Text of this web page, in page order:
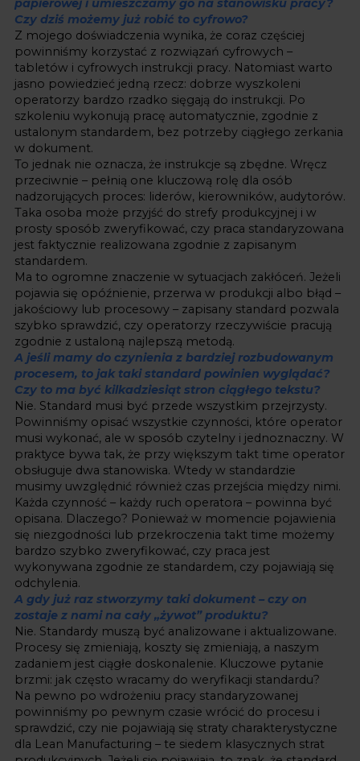
papierowej i umieszczamy go na stanowisku pracy?
Czy dziś możemy już robić to cyfrowo?
Z mojego doświadczenia wynika, że coraz częściej
powinniśmy korzystać z rozwiązań cyfrowych –
tabletów i cyfrowych instrukcji pracy. Natomiast warto
jasno powiedzieć jedną rzecz: dobrze wyszkoleni
operatorzy bardzo rzadko sięgają do instrukcji. Po
szkoleniu wykonują pracę automatycznie, zgodnie z
ustalonym standardem, bez potrzeby ciągłego zerkania
w dokument.
To jednak nie oznacza, że instrukcje są zbędne. Wręcz
przeciwnie – pełnią one kluczową rolę dla osób
nadzorujących proces: liderów, kierowników, audytorów.
Taka osoba może przyjść do strefy produkcyjnej i w
prosty sposób zweryfikować, czy praca standaryzowana
jest faktycznie realizowana zgodnie z zapisanym
standardem.
Ma to ogromne znaczenie w sytuacjach zakłóceń. Jeżeli
pojawia się opóźnienie, przerwa w produkcji albo błąd –
jakościowy lub procesowy – zapisany standard pozwala
szybko sprawdzić, czy operatorzy rzeczywiście pracują
zgodnie z ustaloną najlepszą metodą.
A jeśli mamy do czynienia z bardziej rozbudowanym
procesem, to jak taki standard powinien wyglądać?
Czy to ma być kilkadziesiąt stron ciągłego tekstu?
Nie. Standard musi być przede wszystkim przejrzysty.
Powinniśmy opisać wszystkie czynności, które operator
musi wykonać, ale w sposób czytelny i jednoznaczny. W
praktyce bywa tak, że przy większym takt time operator
obsługuje dwa stanowiska. Wtedy w standardzie
musimy uwzględnić również czas przejścia między nimi.
Każda czynność – każdy ruch operatora – powinna być
opisana. Dlaczego? Ponieważ w momencie pojawienia
się niezgodności lub przekroczenia takt time możemy
bardzo szybko zweryfikować, czy praca jest
wykonywana zgodnie ze standardem, czy pojawiają się
odchylenia.
A gdy już raz stworzymy taki dokument – czy on
zostaje z nami na cały „żywot” produktu?
Nie. Standardy muszą być analizowane i aktualizowane.
Procesy się zmieniają, koszty się zmieniają, a naszym
zadaniem jest ciągłe doskonalenie. Kluczowe pytanie
brzmi: jak często wracamy do weryfikacji standardu?
Na pewno po wdrożeniu pracy standaryzowanej
powinniśmy po pewnym czasie wrócić do procesu i
sprawdzić, czy nie pojawiają się straty charakterystyczne
dla Lean Manufacturing – te siedem klasycznych strat